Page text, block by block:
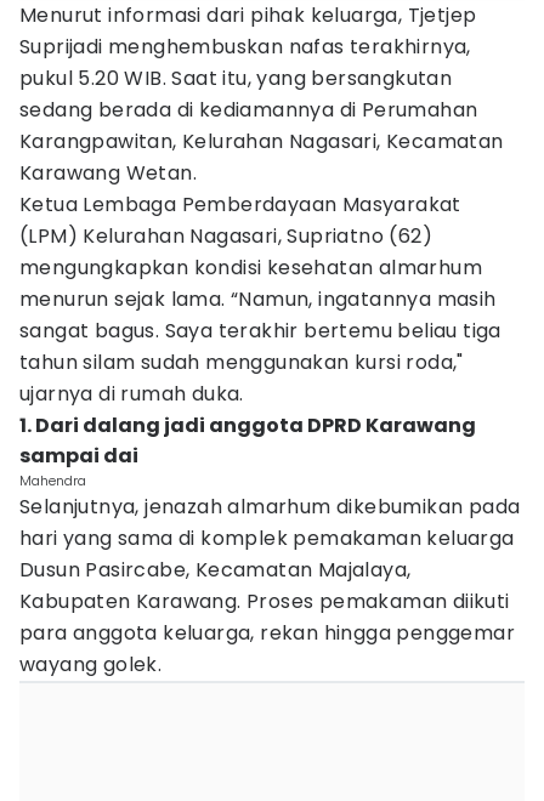
Menurut informasi dari pihak keluarga, Tjetjep
Suprijadi menghembuskan nafas terakhirnya,
pukul 5.20 WIB. Saat itu, yang bersangkutan
sedang berada di kediamannya di Perumahan
Karangpawitan, Kelurahan Nagasari, Kecamatan
Karawang Wetan.
Ketua Lembaga Pemberdayaan Masyarakat
(LPM) Kelurahan Nagasari, Supriatno (62)
mengungkapkan kondisi kesehatan almarhum
menurun sejak lama. “Namun, ingatannya masih
sangat bagus. Saya terakhir bertemu beliau tiga
tahun silam sudah menggunakan kursi roda,"
ujarnya di rumah duka.
1. Dari dalang jadi anggota DPRD Karawang
sampai dai
Mahendra
Selanjutnya, jenazah almarhum dikebumikan pada
hari yang sama di komplek pemakaman keluarga
Dusun Pasircabe, Kecamatan Majalaya,
Kabupaten Karawang. Proses pemakaman diikuti
para anggota keluarga, rekan hingga penggemar
wayang golek.